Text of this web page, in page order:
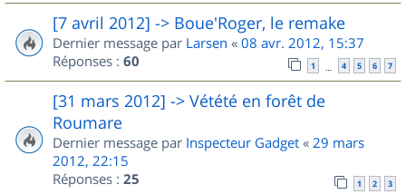
[7 avril 2012] -> Boue'Roger, le remake
Dernier message par Larsen « 08 avr. 2012, 15:37
Réponses : 60 1 … 4 5 6 7
[31 mars 2012] -> Vétété en forêt de
Roumare
Dernier message par Inspecteur Gadget « 29 mars
2012, 22:15
Réponses : 25 1 2 3